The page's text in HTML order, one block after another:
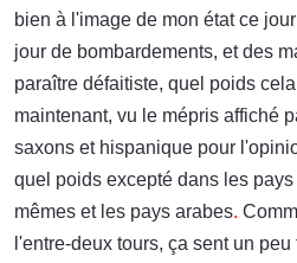
bien à l'image de mon état ce
jour de bombardements, et des
paraître défaitiste, quel poids
maintenant, vu le mépris affiché
saxons et hispanique pour
quel poids excepté dans les
mêmes et les pays arabes.
l'entre-deux tours, ça sent un